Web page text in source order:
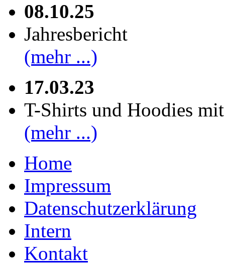
08.10.25
Jahresbericht
(mehr ...)
17.03.23
T-Shirts und Hoodies
(mehr ...)
Home
Impressum
Datenschutzerklärung
Intern
Kontakt